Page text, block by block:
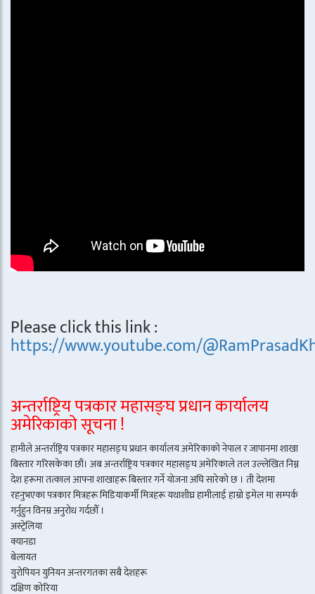
Please click this link :
https://www.youtube.com/
अन्तर्राष्ट्रिय पत्रकार महासङ्घ प्रधान कार्यालय
अमेरिकाको सूचना !
हामीले अन्तर्राष्ट्रिय पत्रकार महासङ्घ प्रधान कार्यालय अमेरिकाको नेपाल र जापानमा शाखा
बिस्तार गरिसकेका छौं। अब अन्तर्राष्ट्रिय पत्रकार महासङ्घ अमेरिकाले तल उल्लेखित निम्न
देश हरूमा तत्काल आफ्ना शाखाहरू बिस्तार गर्ने योजना अघि सारेको छ । ती देशमा
रहनुभएका पत्रकार मित्रहरू मिडियाकर्मी मित्रहरू यथाशीघ्र हामीलाई हाम्रो इमेल मा सम्पर्क
गर्नुहुन विनम्र अनुरोध गर्दछौँ ।
अस्ट्रेलिया
क्यानडा
बेलायत
युरोपियन युनियन अन्तरगतका सबै देशहरू
दक्षिण कोरिया